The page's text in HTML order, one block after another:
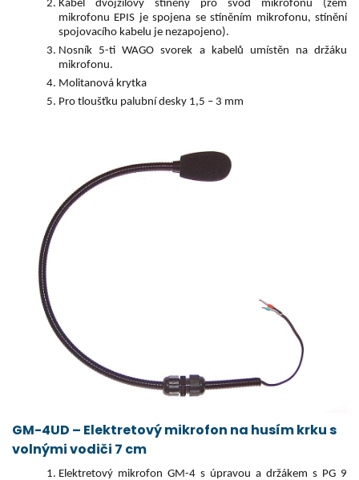
Kabel dvojžílový stíněný pro svod mikrofonu (zem
mikrofonu EPIS je spojena se stíněním mikrofonu, stínění
spojovacího kabelu je nezapojeno).
Nosník 5-ti WAGO svorek a kabelů umístěn na držáku
mikrofonu.
Molitanová krytka
Pro tloušťku palubní desky 1,5 – 3 mm
GM-4UD – Elektretový mikrofon na husím krku s
volnými vodiči 7 cm
Elektretový mikrofon GM-4 s úpravou a držákem s PG 9